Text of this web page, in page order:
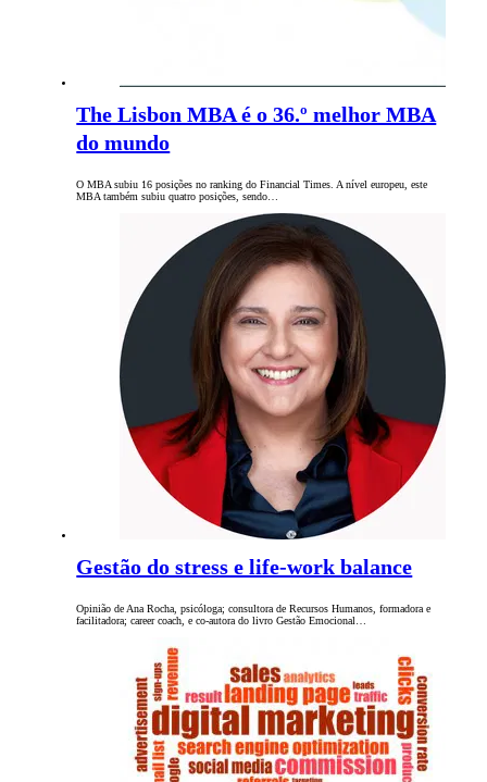
The Lisbon MBA é o 36.º melhor MBA
do mundo
O MBA subiu 16 posições no ranking do Financial Times. A nível europeu, este
MBA também subiu quatro posições, sendo…
Gestão do stress e life-work balance
Opinião de Ana Rocha, psicóloga; consultora de Recursos Humanos, formadora e
facilitadora; career coach, e co-autora do livro Gestão Emocional…